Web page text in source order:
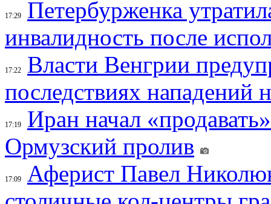
17:29
Петербурженка
инвалидность после
17:22
Власти Венгрии
последствиях нападений
17:19
Иран начал
Ормузский пролив
17:09
Аферист Павел